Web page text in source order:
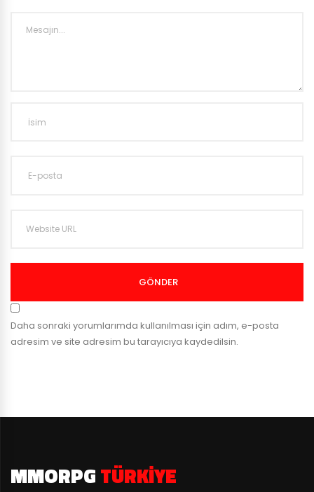
GÖNDER
Daha sonraki yorumlarımda kullanılması için adım, e-posta
adresim ve site adresim bu tarayıcıya kaydedilsin.
MMORPGTÜRKIYE